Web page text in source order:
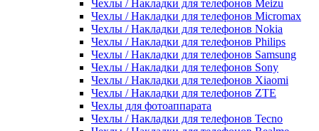
Чехлы / Накладки для телефонов Meizu
Чехлы / Накладки для телефонов Micromax
Чехлы / Накладки для телефонов Nokia
Чехлы / Накладки для телефонов Philips
Чехлы / Накладки для телефонов Samsung
Чехлы / Накладки для телефонов Sony
Чехлы / Накладки для телефонов Xiaomi
Чехлы / Накладки для телефонов ZTE
Чехлы для фотоаппарата
Чехлы / Накладки для телефонов Tecno